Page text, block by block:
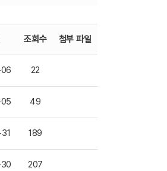
조회수 첨부 파일
22
49
189
207